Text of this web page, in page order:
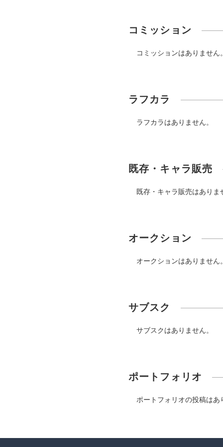
コミッション
コミッションはありません。
ラフカラ
ラフカラはありません。
既存・キャラ販売
既存・キャラ販売はありま
オークション
オークションはありません。
サブスク
サブスクはありません。
ポートフォリオ
ポートフォリオの投稿はあ